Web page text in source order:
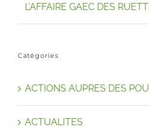
L’AFFAIRE GAEC DES
Catégories
ACTIONS AUPRES DES
ACTUALITES